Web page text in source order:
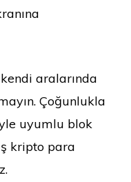
aralarında
Çoğunlukla
uyumlu blok
kripto para